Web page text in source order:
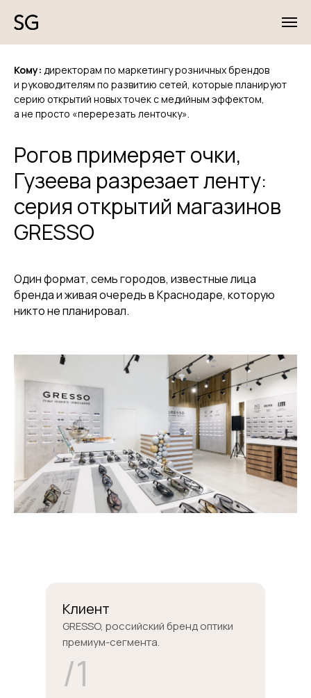
Кому: директорам по маркетингу розничных брендов
и руководителям по развитию сетей, которые планируют
серию открытий новых точек с медийным эффектом,
а не просто «перерезать ленточку».
Рогов примеряет очки,
Гузеева разрезает ленту:
серия открытий магазинов
GRESSO
Один формат, семь городов, известные лица
бренда и живая очередь в Краснодаре, которую
никто не планировал.
Клиент
GRESSO, российский бренд оптики
премиум-сегмента.
/1